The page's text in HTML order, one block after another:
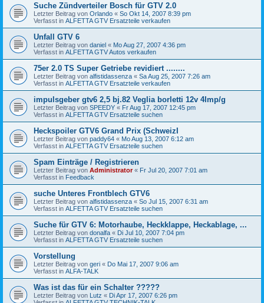
Suche Zündverteiler Bosch für GTV 2.0
Letzter Beitrag von Orlando « So Okt 14, 2007 8:39 pm
Verfasst in ALFETTA GTV Ersatzteile verkaufen
Unfall GTV 6
Letzter Beitrag von daniel « Mo Aug 27, 2007 4:36 pm
Verfasst in ALFETTA GTV Autos verkaufen
75er 2.0 TS Super Getriebe revidiert ........
Letzter Beitrag von alfistidassenza « Sa Aug 25, 2007 7:26 am
Verfasst in ALFETTA GTV Ersatzteile verkaufen
impulsgeber gtv6 2,5 bj.82 Veglia borletti 12v 4Imp/g
Letzter Beitrag von SPEEDY « Fr Aug 17, 2007 12:45 pm
Verfasst in ALFETTA GTV Ersatzteile suchen
Heckspoiler GTV6 Grand Prix (SchweizI
Letzter Beitrag von paddy64 « Mo Aug 13, 2007 6:12 am
Verfasst in ALFETTA GTV Ersatzteile suchen
Spam Einträge / Registrieren
Letzter Beitrag von Administrator« Fr Jul 20, 2007 7:01 am
Verfasst in Feedback
suche Unteres Frontblech GTV6
Letzter Beitrag von alfistidassenza « So Jul 15, 2007 6:31 am
Verfasst in ALFETTA GTV Ersatzteile suchen
Suche für GTV 6: Motorhaube, Heckklappe, Heckablage, ...
Letzter Beitrag von donalfa « Di Jul 10, 2007 7:04 pm
Verfasst in ALFETTA GTV Ersatzteile suchen
Vorstellung
Letzter Beitrag von geri « Do Mai 17, 2007 9:06 am
Verfasst in ALFA-TALK
Was ist das für ein Schalter ?????
Letzter Beitrag von Lutz « Di Apr 17, 2007 6:26 pm